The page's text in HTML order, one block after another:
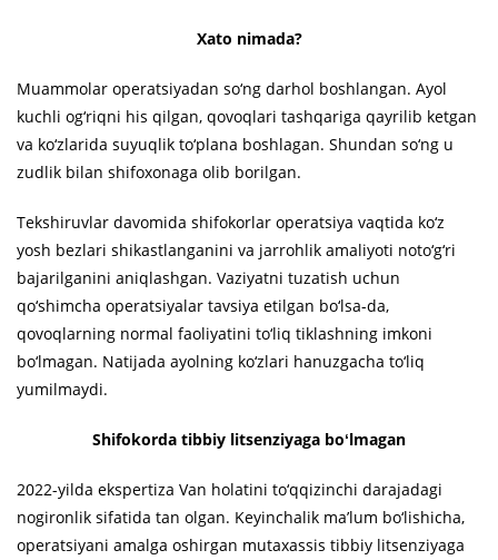
Xato nimada?
Muammolar operatsiyadan so‘ng darhol boshlangan. Ayol
kuchli og‘riqni his qilgan, qovoqlari tashqariga qayrilib ketgan
va ko‘zlarida suyuqlik to‘plana boshlagan. Shundan so‘ng u
zudlik bilan shifoxonaga olib borilgan.
Tekshiruvlar davomida shifokorlar operatsiya vaqtida ko‘z
yosh bezlari shikastlanganini va jarrohlik amaliyoti noto‘g‘ri
bajarilganini aniqlashgan. Vaziyatni tuzatish uchun
qo‘shimcha operatsiyalar tavsiya etilgan bo‘lsa-da,
qovoqlarning normal faoliyatini to‘liq tiklashning imkoni
bo‘lmagan. Natijada ayolning ko‘zlari hanuzgacha to‘liq
yumilmaydi.
Shifokorda tibbiy litsenziyaga boʻlmagan
2022-yilda ekspertiza Van holatini to‘qqizinchi darajadagi
nogironlik sifatida tan olgan. Keyinchalik ma’lum bo‘lishicha,
operatsiyani amalga oshirgan mutaxassis tibbiy litsenziyaga